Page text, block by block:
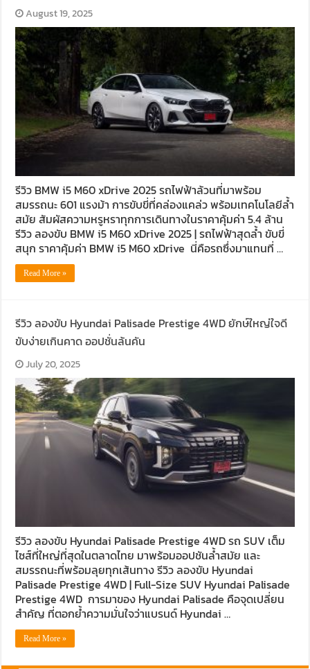
August 19, 2025
รีวิว BMW i5 M60 xDrive 2025 รถไฟฟ้าล้วนที่มาพร้อม
สมรรถนะ 601 แรงม้า การขับขี่ที่คล่องแคล่ว พร้อมเทคโนโลยีล้ำ
สมัย สัมผัสความหรูหราทุกการเดินทางในราคาคุ้มค่า 5.4 ล้าน
รีวิว ลองขับ BMW i5 M60 xDrive 2025 | รถไฟฟ้าสุดล้ำ ขับขี่
สนุก ราคาคุ้มค่า BMW i5 M60 xDrive นี่คือรถซึ่งมาแทนที่ …
Read More »
รีวิว ลองขับ Hyundai Palisade Prestige 4WD ยักษ์ใหญ่ใจดี
ขับง่ายเกินคาด ออปชั่นล้นคัน
July 20, 2025
รีวิว ลองขับ Hyundai Palisade Prestige 4WD รถ SUV เต็ม
ไซส์ที่ใหญ่ที่สุดในตลาดไทย มาพร้อมออปชันล้ำสมัย และ
สมรรถนะที่พร้อมลุยทุกเส้นทาง รีวิว ลองขับ Hyundai
Palisade Prestige 4WD | Full-Size SUV Hyundai Palisade
Prestige 4WD การมาของ Hyundai Palisade คือจุดเปลี่ยน
สำคัญ ที่ตอกย้ำความมั่นใจว่าแบรนด์ Hyundai …
Read More »